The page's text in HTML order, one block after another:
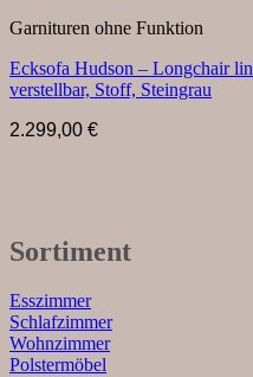
Garnituren ohne Funktion
Ecksofa Hudson – Longchair
verstellbar, Stoff, Steingrau
2.299,00 €
Sortiment
Esszimmer
Schlafzimmer
Wohnzimmer
Polstermöbel